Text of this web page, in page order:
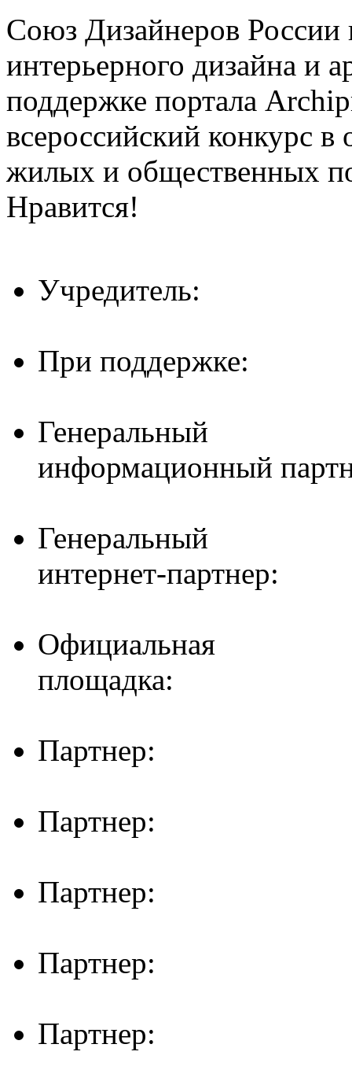
Союз Дизайнеров России
интерьерного дизайна и
поддержке портала
всероссийский конкурс в
жилых и общественных
Нравится!
Учредитель:
При поддержке:
Генеральный
информационный
Генеральный
интернет-партнер:
Официальная
площадка:
Партнер:
Партнер:
Партнер:
Партнер:
Партнер: